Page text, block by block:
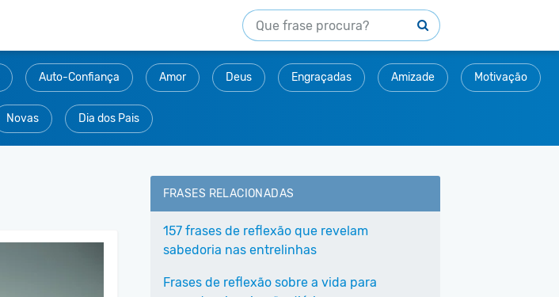
Auto-Confiança Amor Deus Engraçadas Amizade Motivação
Novas Dia dos Pais
FRASES RELACIONADAS
157 frases de reflexão que revelam
sabedoria nas entrelinhas
Frases de reflexão sobre a vida para